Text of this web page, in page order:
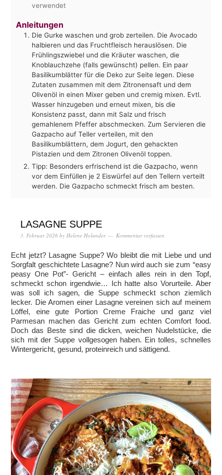
verwendet
Anleitungen
Die Gurke waschen und grob zerteilen. Die Avocado
halbieren und das Fruchtfleisch herauslösen. Die
Frühlingszwiebel und die Kräuter waschen, die
Knoblauchzehe (falls gewünscht) pellen. Ein paar
Basilikumblätter für die Deko zur Seite legen. Diese
Zutaten zusammen mit dem Zitronensaft und dem
Olivenöl in einen Mixer geben und cremig mixen. Evtl.
Wasser hinzugeben und erneut mixen, bis die
Konsistenz passt, dann mit Salz und frisch
gemahlenem Pfeffer abschmecken. Zum Servieren die
Gazpacho auf Teller verteilen, mit den
Basilikumblättern, dem Jogurt, den gehackten
Pistazien und dem Zitronen Olivenöl toppen.
Tipp: Besonders erfrischend ist die Gazpacho, wenn
vor dem Einfüllen je 2 Eiswürfel auf den Tellern verteilt
werden. Die Gazpacho schmeckt frisch am besten.
LASAGNE SUPPE
3. Februar 2026 by Helene Holunder Kommentar verfassen
Echt jetzt? Lasagne Suppe? Wo bleibt die mit Liebe und und
Sorgfalt geschichtete Lasagne? Nun wird auch sie zum “easy
peasy One Pot”- Gericht – einfach alles rein in den Topf,
schmeckt schon irgendwie… Ich hatte also Vorurteile. Aber
was soll ich sagen, die Suppe schmeckt schon ziemlich
lecker. Die Aromen einer Lasagne vereinen sich auf meinem
Löffel, eine gute Portion Creme Fraiche und ganz viel
Parmesan machen das Gericht zum echten Comfort food.
Doch das Beste sind die dicken, weichen Nudelstücke, die
sich mit der Suppe vollgesogen haben. Ein tolles, schnelles
Wintergericht, gesund, proteinreich und sättigend.